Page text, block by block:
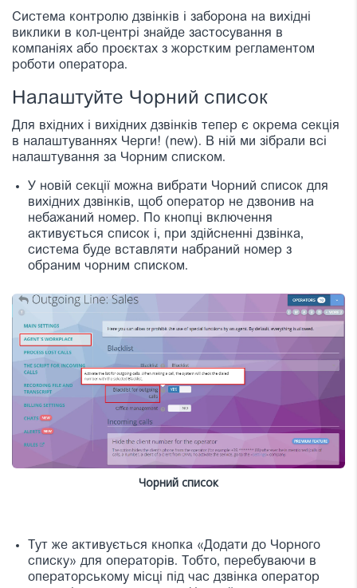
Система контролю дзвінків і заборона на вихідні
виклики в кол-центрі знайде застосування в
компаніях або проєктах з жорстким регламентом
роботи оператора.
Налаштуйте Чорний список
Для вхідних і вихідних дзвінків тепер є окрема секція
в налаштуваннях Черги! (new). В ній ми зібрали всі
налаштування за Чорним списком.
У новій секції можна вибрати Чорний список для
вихідних дзвінків, щоб оператор не дзвонив на
небажаний номер. По кнопці включення
активується список і, при здійсненні дзвінка,
система буде вставляти набраний номер з
обраним чорним списком.
Чорний список
Тут же активується кнопка «Додати до Чорного
списку» для операторів. Тобто, перебуваючи в
операторському місці під час дзвінка оператор